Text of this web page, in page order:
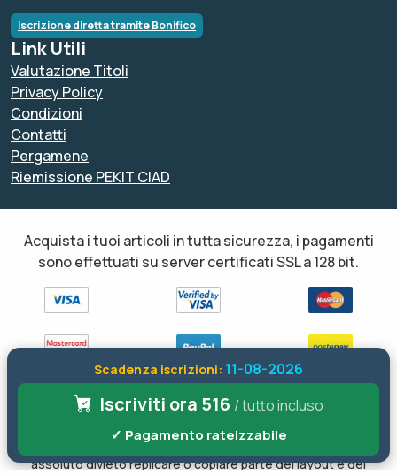
Scadenza iscrizioni: 11-08-2026
Iscriviti ora 516 / tutto incluso
✓ Pagamento rateizzabile
Iscrizione diretta tramite Bonifico
Link Utili
Valutazione Titoli
Privacy Policy
Condizioni
Contatti
Pergamene
Riemissione PEKIT CIAD
Acquista i tuoi articoli in tutta sicurezza, i pagamenti
sono effettuati su server certificati SSL a 128 bit.
Tutti i diritti sono riservati ed è vietata anche la riproduzione
email sono di proprietà di soloformazione.it pertanto è fatto
assoluto divieto replicare o copiare parte del layout e dei